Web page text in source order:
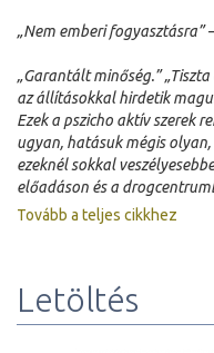
„Nem emberi fogyasztásra”
„Garantált minőség.”
az állításokkal hirdetik
Ezek a pszicho aktív szerek
ugyan, hatásuk mégis
ezeknél sokkal
előadáson és a
Tovább a teljes cikkhez
Letöltés